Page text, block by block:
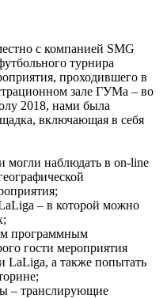
с компанией SMG
турнира
проходившего в
зале ГУМа – во
2018, нами была
включающая в себя
могли наблюдать в on-line
– в которой можно
программным
гости мероприятия
LaLiga, а также попытать
– транслирующие